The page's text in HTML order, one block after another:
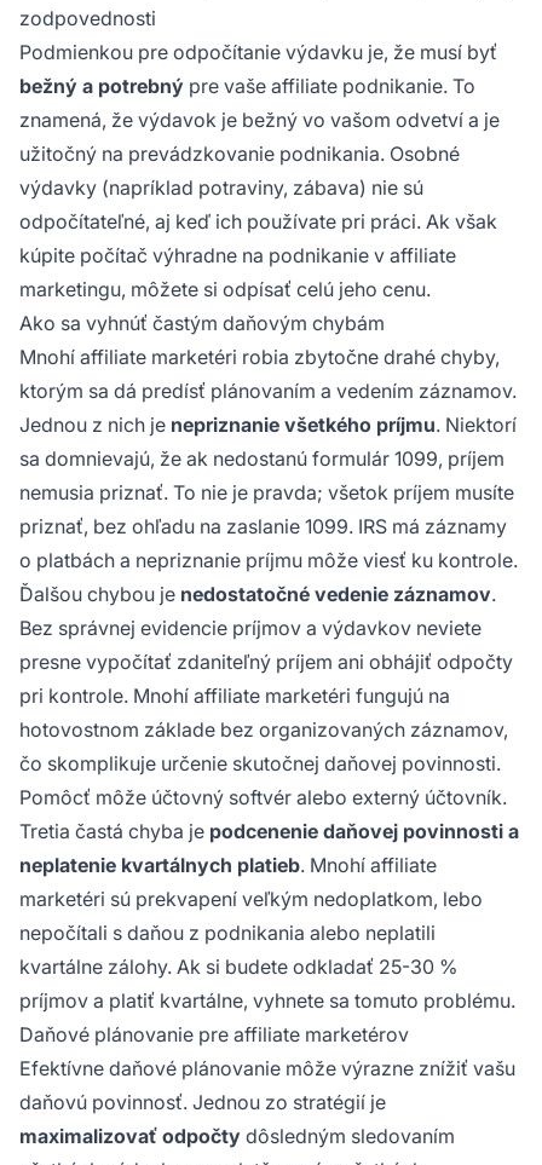
zodpovednosti
Podmienkou pre odpočítanie výdavku je, že musí byť
bežný a potrebný pre vaše affiliate podnikanie. To
znamená, že výdavok je bežný vo vašom odvetví a je
užitočný na prevádzkovanie podnikania. Osobné
výdavky (napríklad potraviny, zábava) nie sú
odpočítateľné, aj keď ich používate pri práci. Ak však
kúpite počítač výhradne na podnikanie v affiliate
marketingu, môžete si odpísať celú jeho cenu.
Ako sa vyhnúť častým daňovým chybám
Mnohí affiliate marketéri robia zbytočne drahé chyby,
ktorým sa dá predísť plánovaním a vedením záznamov.
Jednou z nich je nepriznanie všetkého príjmu. Niektorí
sa domnievajú, že ak nedostanú formulár 1099, príjem
nemusia priznať. To nie je pravda; všetok príjem musíte
priznať, bez ohľadu na zaslanie 1099. IRS má záznamy
o platbách a nepriznanie príjmu môže viesť ku kontrole.
Ďalšou chybou je nedostatočné vedenie záznamov.
Bez správnej evidencie príjmov a výdavkov neviete
presne vypočítať zdaniteľný príjem ani obhájiť odpočty
pri kontrole. Mnohí affiliate marketéri fungujú na
hotovostnom základe bez organizovaných záznamov,
čo skomplikuje určenie skutočnej daňovej povinnosti.
Pomôcť môže účtovný softvér alebo externý účtovník.
Tretia častá chyba je podcenenie daňovej povinnosti a
neplatenie kvartálnych platieb. Mnohí affiliate
marketéri sú prekvapení veľkým nedoplatkom, lebo
nepočítali s daňou z podnikania alebo neplatili
kvartálne zálohy. Ak si budete odkladať 25-30 %
príjmov a platiť kvartálne, vyhnete sa tomuto problému.
Daňové plánovanie pre affiliate marketérov
Efektívne daňové plánovanie môže výrazne znížiť vašu
daňovú povinnosť. Jednou zo stratégií je
maximalizovať odpočty dôsledným sledovaním